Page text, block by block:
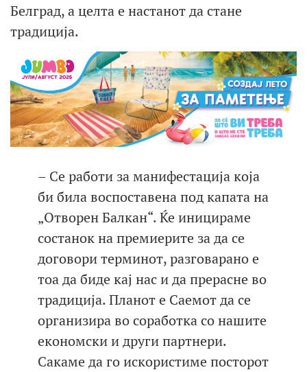
Белград, а целта е настанот да стане
традиција.
– Се работи за манифестација која
би била воспоставена под капата на
„Отворен Балкан“. Ќе иницираме
состанок на премиерите за да се
договори терминот, разговарано е
тоа да биде кај нас и да прерасне во
традиција. Планот е Саемот да се
организира во соработка со нашите
економски и други партнери.
Сакаме да го искористиме посторот